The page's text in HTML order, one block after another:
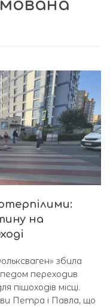
на
збила
переходив
пішоходів місці.
Петра і Павла, що